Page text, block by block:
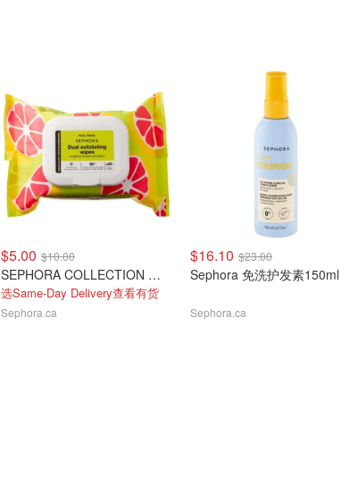
$5.00 $10.00
SEPHORA COLLECTION 清洁+去角质卸妆湿巾20片
选Same-Day Delivery查看有货
Sephora.ca
$16.10 $23.00
Sephora 免洗护发素150ml
Sephora.ca